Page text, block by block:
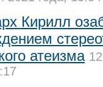
Кирилл
атеизма